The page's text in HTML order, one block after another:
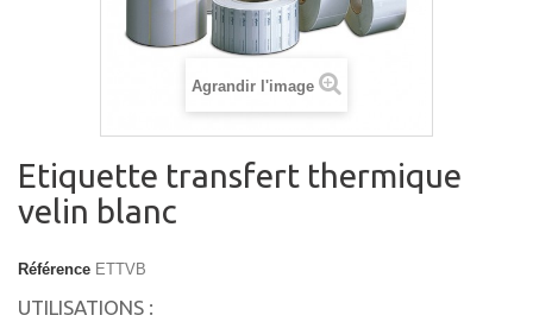
Agrandir l'image
Etiquette transfert thermique
velin blanc
Référence ETTVB
UTILISATIONS :